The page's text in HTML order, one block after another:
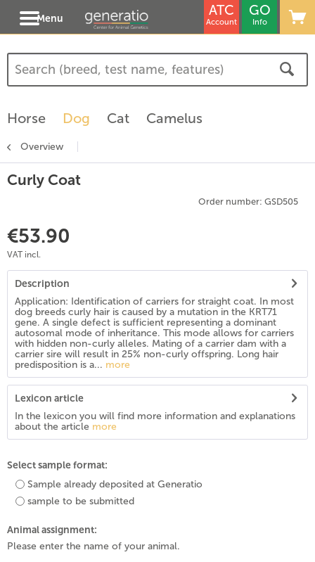
Menu
ATC
Account
GO
Info
Horse Dog Cat Camelus
Overview
Curly Coat
Order number: GSD505
€53.90
VAT incl.
Description
Application: Identification of carriers for straight coat. In most
dog breeds curly hair is caused by a mutation in the KRT71
gene. A single defect is sufficient representing a dominant
autosomal mode of inheritance. This mode allows for carriers
with hidden non-curly alleles. Mating of a carrier dam with a
carrier sire will result in 25% non-curly offspring. Long hair
predisposition is a... more
Lexicon article
In the lexicon you will find more information and explanations
about the article more
Select sample format:
Sample already deposited at Generatio
sample to be submitted
Animal assignment:
Please enter the name of your animal.